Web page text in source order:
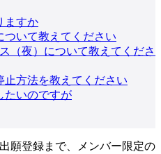
ますか
ついて教えてください
（夜）について教えてくださ
止方法を教えてください
たいのですが
願登録まで、メンバー限定の